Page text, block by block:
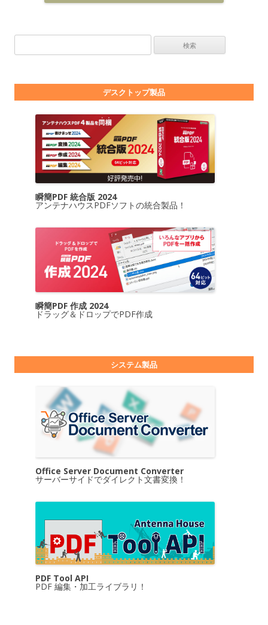
デスクトップ製品
瞬簡PDF 統合版 2024
アンテナハウスPDFソフトの統合製品！
瞬簡PDF 作成 2024
ドラッグ＆ドロップでPDF作成
システム製品
Office Server Document Converter
サーバーサイドでダイレクト文書変換！
PDF Tool API
PDF 編集・加工ライブラリ！